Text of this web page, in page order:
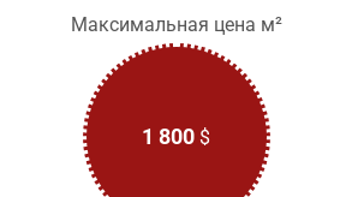
Максимальная цена м²
1 800 $